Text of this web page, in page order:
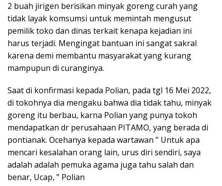
2 buah jirigen berisikan minyak goreng curah yang
tidak layak komsumsi untuk memintah mengusut
pemilik toko dan dinas terkait kenapa kejadian ini
harus terjadi. Mengingat bantuan ini sangat sakral
karena demi membantu masyarakat yang kurang
mampupun di curanginya.
Saat di konfirmasi kepada Polian, pada tgl 16 Mei 2022,
di tokohnya dia mengaku bahwa dia tidak tahu, minyak
goreng itu berbau, karna Polian yang punya tokoh
mendapatkan dr perusahaan PITAMO, yang berada di
pontianak. Ocehanya kepada wartawan ” Untuk apa
mencari kesalahan orang lain, urus diri sendiri, saya
adalah adalah pemuka agama juga tahu salah dan
benar, Ucap, ” Polian